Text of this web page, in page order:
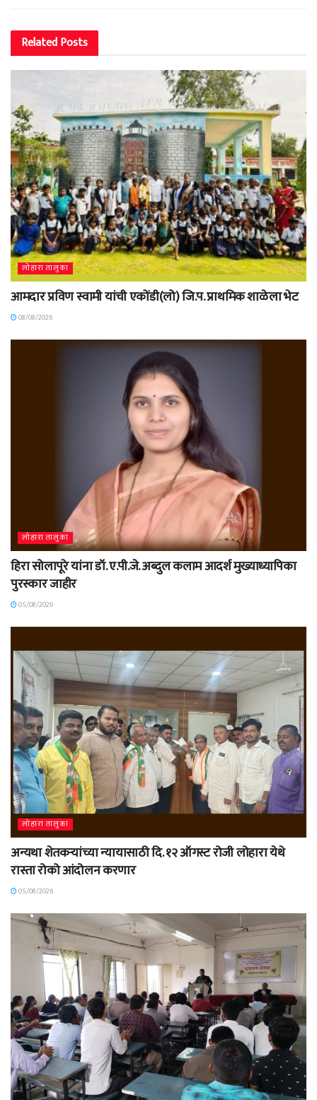
RelatedPosts
लोहारा तालुका
आमदार प्रविण स्वामी यांची एकोंडी(लो) जि.प. प्राथमिक शाळेला भेट
08/08/2026
लोहारा तालुका
हिरा सोलापूरे यांना डॉ. ए.पी.जे. अब्दुल कलाम आदर्श मुख्याध्यापिका
पुरस्कार जाहीर
05/08/2026
लोहारा तालुका
अन्यथा शेतकऱ्यांच्या न्यायासाठी दि. १२ ऑगस्ट रोजी लोहारा येथे
रास्ता रोको आंदोलन करणार
05/08/2026